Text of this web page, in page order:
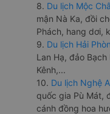
8. Du lịch Mộc
mận Nà Ka, đồi
Phách, hang dơi,
9. Du lịch Hải
Lan Hạ, đảo
Kênh,...
10. Du lịch Nghệ
quốc gia Pù Mát,
cánh đồng hoa